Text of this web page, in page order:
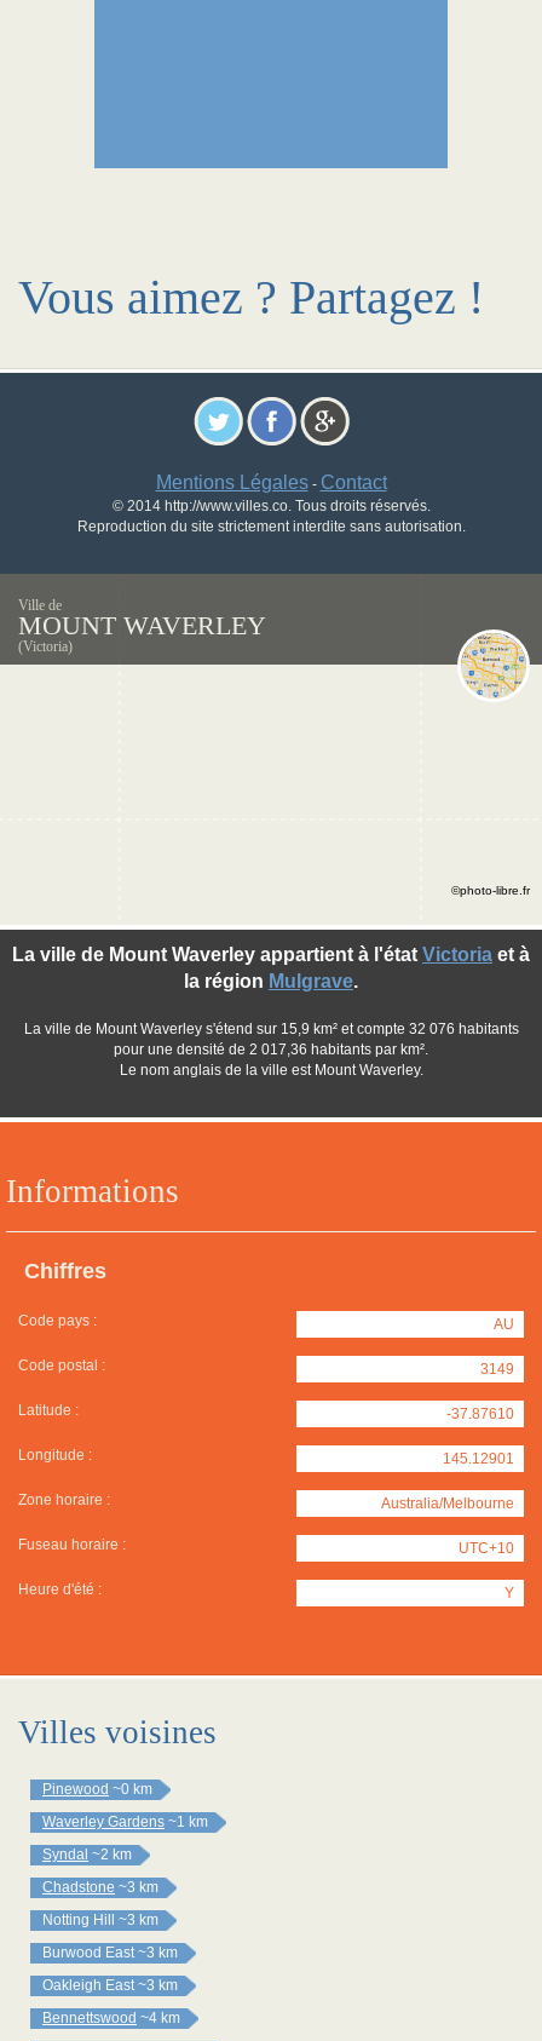
Vous aimez ? Partagez !
Mentions Légales- Contact
© 2014 http://www.villes.co. Tous droits réservés.
Reproduction du site strictement interdite sans autorisation.
Ville de
MOUNT WAVERLEY
(Victoria)
Informations
Chiffres
Code pays : AU
Code postal : 3149
Latitude : -37.87610
Longitude : 145.12901
Zone horaire : Australia/Melbourne
Fuseau horaire : UTC+10
Heure d'été : Y
La ville de Mount Waverley appartient à l'état Victoria et à
la région Mulgrave.
La ville de Mount Waverley s'étend sur 15,9 km² et compte 32 076 habitants
pour une densité de 2 017,36 habitants par km².
Le nom anglais de la ville est Mount Waverley.
©photo-libre.fr
Villes voisines
Pinewood ~0 km
Waverley Gardens ~1 km
Syndal ~2 km
Chadstone ~3 km
Notting Hill
~3 km
Burwood East ~3 km
Oakleigh East ~3 km
Bennettswood ~4 km